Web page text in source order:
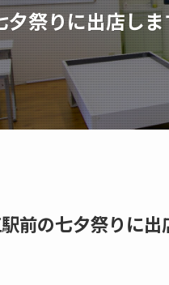
祭りに出店しま
前の七夕祭りに出